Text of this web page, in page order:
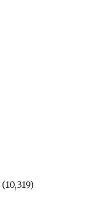
(10,319)